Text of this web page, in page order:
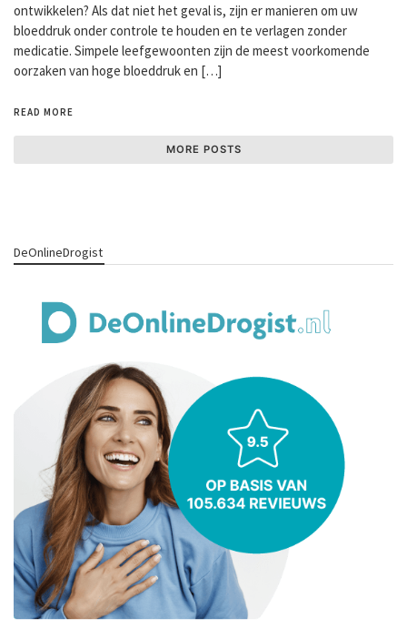
ontwikkelen? Als dat niet het geval is, zijn er manieren om uw
bloeddruk onder controle te houden en te verlagen zonder
medicatie. Simpele leefgewoonten zijn de meest voorkomende
oorzaken van hoge bloeddruk en […]
READ MORE
MORE POSTS
DeOnlineDrogist